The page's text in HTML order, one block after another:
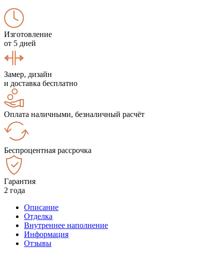
Изготовление
от 5 дней
Замер, дизайн
и доставка бесплатно
Оплата наличными, безналичный расчёт
Беспроцентная рассрочка
Гарантия
2 года
Описание
Отделка
Внутреннее наполнение
Информация
Отзывы